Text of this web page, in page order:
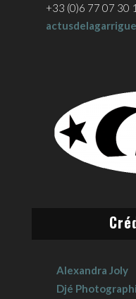
+33 (0)6 77 07 30
Alexandra Joly
Djé